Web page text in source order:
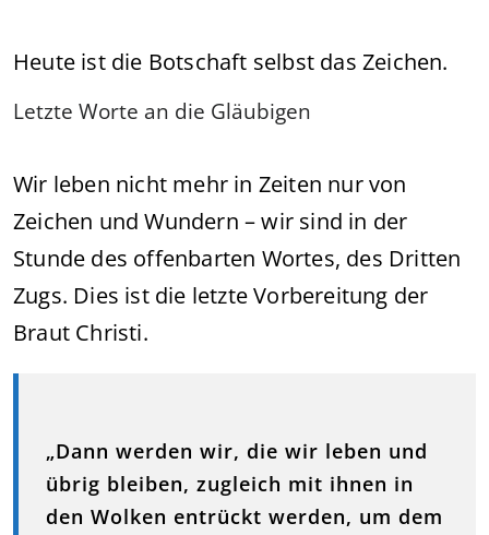
Heute ist die Botschaft selbst das Zeichen.
Letzte Worte an die Gläubigen
Wir leben nicht mehr in Zeiten nur von
Zeichen und Wundern – wir sind in der
Stunde des offenbarten Wortes, des Dritten
Zugs. Dies ist die letzte Vorbereitung der
Braut Christi.
„Dann werden wir, die wir leben und
übrig bleiben, zugleich mit ihnen in
den Wolken entrückt werden, um dem